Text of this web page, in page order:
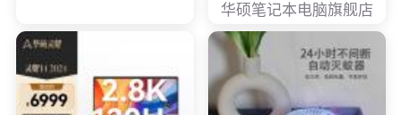
华硕笔记本电脑旗舰店